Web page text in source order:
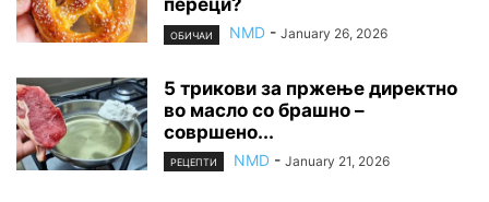
переци?
ОБИЧАИ NMD - January 26, 2026
5 трикови за пржење директно
во масло со брашно –
совршено...
РЕЦЕПТИ NMD - January 21, 2026